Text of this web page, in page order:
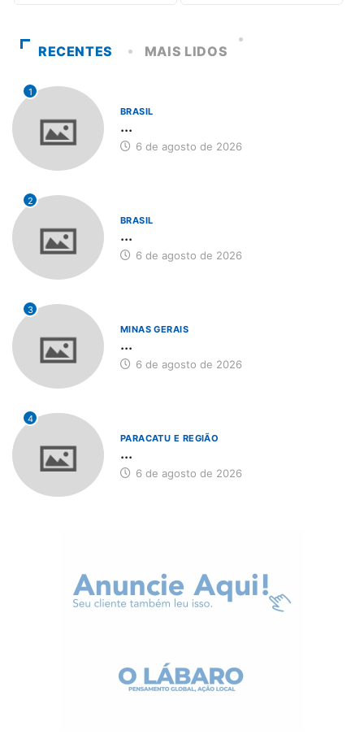
RECENTES MAIS LIDOS
1
BRASIL
...
6 de agosto de 2026
2
BRASIL
...
6 de agosto de 2026
3
MINAS GERAIS
...
6 de agosto de 2026
4
PARACATU E REGIÃO
...
6 de agosto de 2026